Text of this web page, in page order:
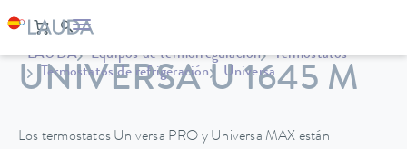
LAUDA Equipos de termorregulación
Termostatos
Termostatos de refrigeración
Universa
UNIVERSA U 1645 M
Los termostatos Universa PRO y Universa MAX están